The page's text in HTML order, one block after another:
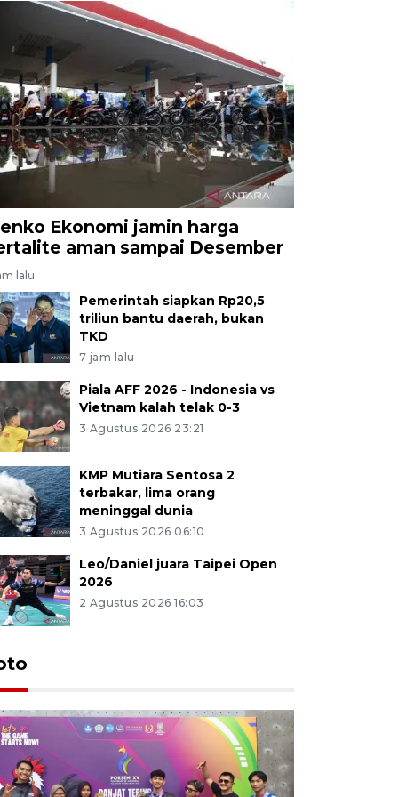
Ekonomi jamin harga
aman sampai Desember
lalu
Pemerintah siapkan Rp20,5
triliun bantu daerah, bukan
TKD
7 jam lalu
Piala AFF 2026 - Indonesia vs
Vietnam kalah telak 0-3
3 Agustus 2026 23:21
KMP Mutiara Sentosa 2
terbakar, lima orang
meninggal dunia
3 Agustus 2026 06:10
Leo/Daniel juara Taipei Open
2026
2 Agustus 2026 16:03